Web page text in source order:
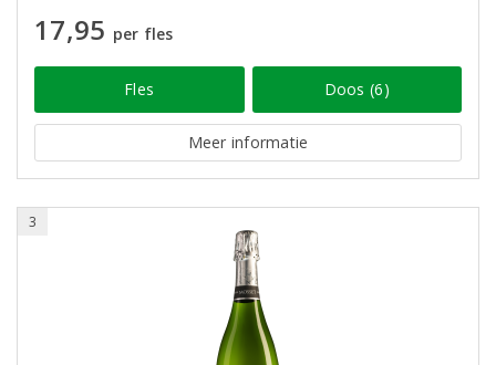
17,95 per fles
Fles Doos (6)
Meer informatie
3